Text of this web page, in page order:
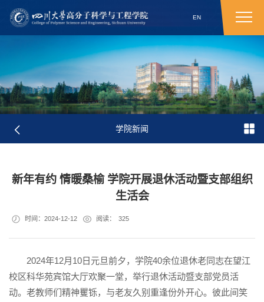
EN
学院新闻
新年有约 情暖桑榆 学院开展退休活动暨支部组织
生活会
时间：2024-12-12 阅读： 325
2024年12月10日元旦前夕，学院40余位退休老同志在望江
校区科华苑宾馆大厅欢聚一堂，举行退休活动暨支部党员活
动。老教师们精神矍铄，与老友久别重逢份外开心。彼此间笑